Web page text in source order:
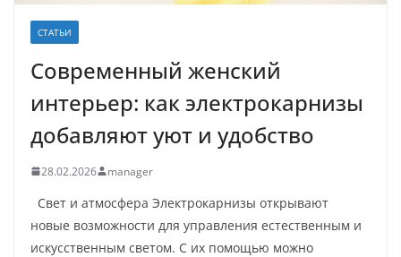
СТАТЬИ
Современный женский
интерьер: как электрокарнизы
добавляют уют и удобство
28.02.2026 manager
Свет и атмосфера Электрокарнизы открывают
новые возможности для управления естественным и
искусственным светом. С их помощью можно